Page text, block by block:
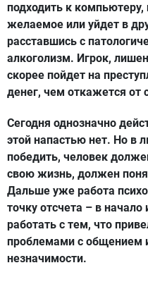
подходить к компьютеру,
желаемое или уйдет в
расставшись с
алкоголизм. Игрок,
скорее пойдет на
денег, чем откажется от
Сегодня однозначно
этой напастью нет. Но в
победить, человек
свою жизнь, должен
Дальше уже работа
точку отсчета – в начало
работать с тем, что
проблемами с общением
незначимости.